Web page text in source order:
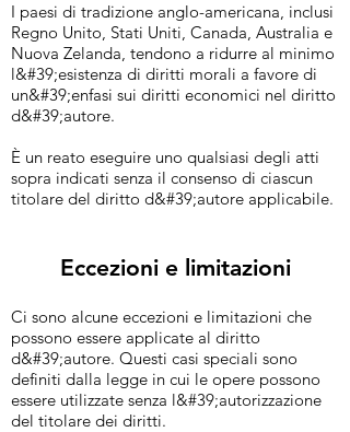
I paesi di tradizione anglo-americana, inclusi
Regno Unito, Stati Uniti, Canada, Australia e
Nuova Zelanda, tendono a ridurre al minimo
l&#39;esistenza di diritti morali a favore di
un&#39;enfasi sui diritti economici nel diritto
d&#39;autore.
È un reato eseguire uno qualsiasi degli atti
sopra indicati senza il consenso di ciascun
titolare del diritto d&#39;autore applicabile.
Eccezioni e limitazioni
Ci sono alcune eccezioni e limitazioni che
possono essere applicate al diritto
d&#39;autore. Questi casi speciali sono
definiti dalla legge in cui le opere possono
essere utilizzate senza l&#39;autorizzazione
del titolare dei diritti.